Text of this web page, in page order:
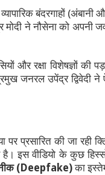
बंदरगाहों
ने नौसेना को अपनी
और रक्षा विशेषज्ञों की
जनरल उपेंद्र द्विवेदी ने
पर प्रसारित की जा रही
इस वीडियो के कुछ
(Deepfake)का